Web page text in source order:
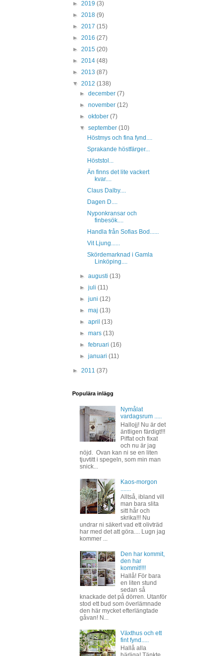
► 2019 (3)
► 2018 (9)
► 2017 (15)
► 2016 (27)
► 2015 (20)
► 2014 (48)
► 2013 (87)
▼ 2012 (138)
►december(7)
►november(12)
►oktober(7)
▼september(10)
Höstmys och fina fynd....
Sprakande höstfärger...
Höststol...
Än finns det lite vackert
kvar....
Claus Dalby....
Dagen D....
Nyponkransar och
finbesök....
Handla från Sofias Bod......
Vit Ljung......
Skördemarknad i Gamla
Linköping....
►augusti(13)
►juli(11)
►juni(12)
►maj(13)
►april(13)
►mars(13)
►februari(16)
►januari(11)
► 2011 (37)
Populära inlägg
Nymålat
vardagsrum .....
Hallojj! Nu är det
äntligen färdigt!!!
Piffat och fixat
och nu är jag
nöjd. Ovan kan ni se en liten
tjuvtitt i spegeln, som min man
snick...
Kaos-morgon
Alltså, ibland vill
man bara slita
sitt hår och
skrika!!! Nu
undrar ni säkert vad ett olivträd
har med det att göra.... Lugn jag
kommer ...
Den har kommit,
den har
kommit!!!!
Hallå! För bara
en liten stund
sedan så
knackade det på dörren. Utanför
stod ett bud som överlämnade
den här mycket efterlängtade
gåvan! N...
Växthus och ett
fint fynd.....
Hallå alla